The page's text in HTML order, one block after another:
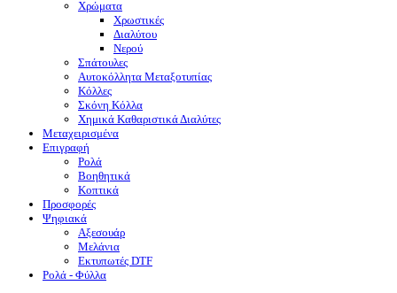
Χρώματα
Χρωστικές
Διαλύτου
Νερού
Σπάτουλες
Αυτοκόλλητα Μεταξοτυπίας
Κόλλες
Σκόνη Κόλλα
Χημικά Καθαριστικά Διαλύτες
Μεταχειρισμένα
Επιγραφή
Ρολά
Βοηθητικά
Κοπτικά
Προσφορές
Ψηφιακά
Αξεσουάρ
Μελάνια
Eκτυπωτές DTF
Ρολά - Φύλλα